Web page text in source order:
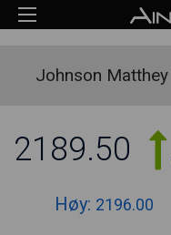
Johnson Matthey
2189.50
Høy: 2196.00